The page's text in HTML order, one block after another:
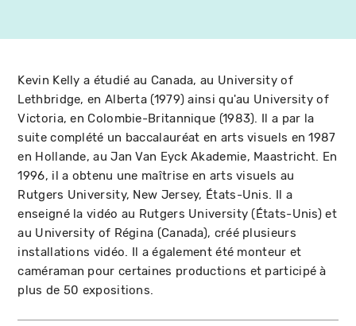
Kevin Kelly a étudié au Canada, au University of
Lethbridge, en Alberta (1979) ainsi qu'au University of
Victoria, en Colombie-Britannique (1983). Il a par la
suite complété un baccalauréat en arts visuels en 1987
en Hollande, au Jan Van Eyck Akademie, Maastricht. En
1996, il a obtenu une maîtrise en arts visuels au
Rutgers University, New Jersey, États-Unis. Il a
enseigné la vidéo au Rutgers University (États-Unis) et
au University of Régina (Canada), créé plusieurs
installations vidéo. Il a également été monteur et
caméraman pour certaines productions et participé à
plus de 50 expositions.